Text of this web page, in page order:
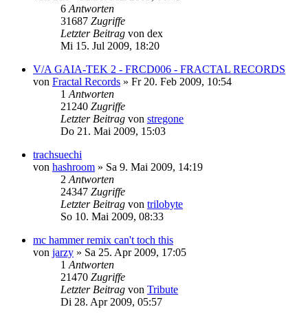
6 Antworten
31687 Zugriffe
Letzter Beitrag von dex
Mi 15. Jul 2009, 18:20
V/A GAIA-TEK 2 - FRCD006 - FRACTAL RECORDS
von Fractal Records » Fr 20. Feb 2009, 10:54
1 Antworten
21240 Zugriffe
Letzter Beitrag von stregone
Do 21. Mai 2009, 15:03
trachsuechi
von hashroom » Sa 9. Mai 2009, 14:19
2 Antworten
24347 Zugriffe
Letzter Beitrag von trilobyte
So 10. Mai 2009, 08:33
mc hammer remix can't toch this
von jarzy » Sa 25. Apr 2009, 17:05
1 Antworten
21470 Zugriffe
Letzter Beitrag von Tribute
Di 28. Apr 2009, 05:57